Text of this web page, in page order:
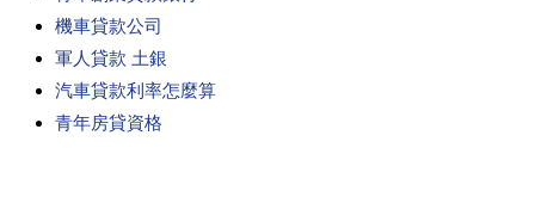
機車貸款公司
軍人貸款 土銀
汽車貸款利率怎麼算
青年房貸資格